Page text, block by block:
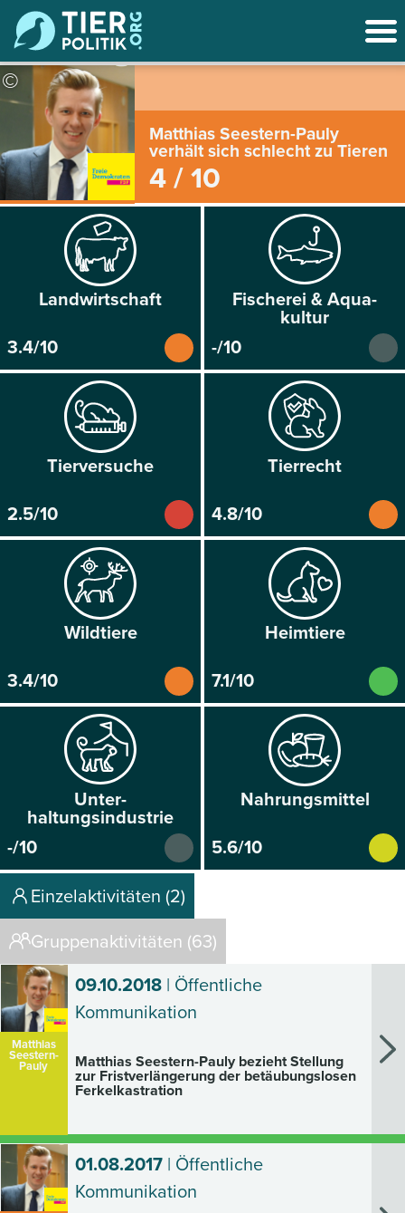
©
Matthias Seestern-Pauly
verhält sich schlecht zu Tieren
4 / 10
Land­wirtschaft
3.4/10
Fischerei & Aqua­
kultur
-/10
Tier­versuche
2.5/10
Tier­recht
4.8/10
Wild­tiere
3.4/10
Heim­tiere
7.1/10
Unter­
haltungsindustrie
-/10
Nahrungs­mittel
5.6/10
Einzelaktivitäten (2)
Gruppenaktivitäten (63)
Matthias
Seestern-
Pauly
09.10.2018| Öffentliche
Kommunikation
Matthias Seestern-Pauly bezieht Stellung
zur Fristverlängerung der betäubungslosen
Ferkelkastration
01.08.2017| Öffentliche
Kommunikation